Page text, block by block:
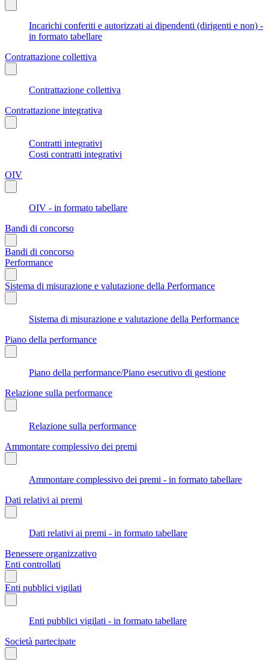
Incarichi conferiti e autorizzati ai dipendenti (dirigenti e non) -
in formato tabellare
Contrattazione collettiva
Contrattazione collettiva
Contrattazione integrativa
Contratti integrativi
Costi contratti integrativi
OIV
OIV - in formato tabellare
Bandi di concorso
Bandi di concorso
Performance
Sistema di misurazione e valutazione della Performance
Sistema di misurazione e valutazione della Performance
Piano della performance
Piano della performance/Piano esecutivo di gestione
Relazione sulla performance
Relazione sulla performance
Ammontare complessivo dei premi
Ammontare complessivo dei premi - in formato tabellare
Dati relativi ai premi
Dati relativi ai premi - in formato tabellare
Benessere organizzativo
Enti controllati
Enti pubblici vigilati
Enti pubblici vigilati - in formato tabellare
Società partecipate